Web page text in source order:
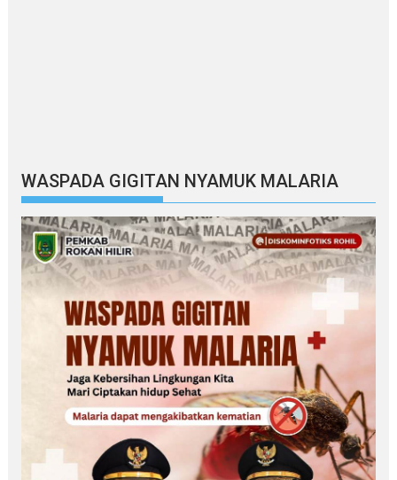
WASPADA GIGITAN NYAMUK MALARIA